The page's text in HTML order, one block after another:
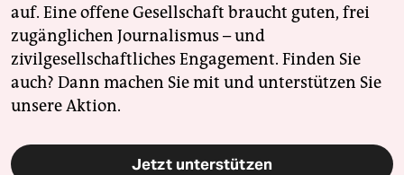
auf. Eine offene Gesellschaft braucht guten, frei
zugänglichen Journalismus – und
zivilgesellschaftliches Engagement. Finden Sie
auch? Dann machen Sie mit und unterstützen Sie
unsere Aktion.
Jetzt unterstützen